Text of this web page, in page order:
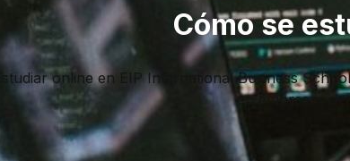
Cómo se
Estudiar online en EIP International Business
en empresas de